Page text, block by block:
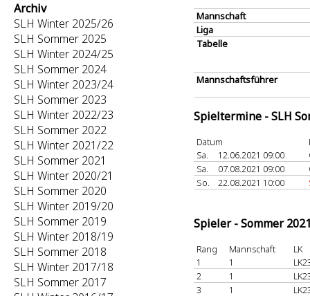
Archiv
SLH Winter 2025/26
SLH Sommer 2025
SLH Winter 2024/25
SLH Sommer 2024
SLH Winter 2023/24
SLH Sommer 2023
SLH Winter 2022/23
SLH Sommer 2022
SLH Winter 2021/22
SLH Sommer 2021
SLH Winter 2020/21
SLH Sommer 2020
SLH Winter 2019/20
SLH Sommer 2019
SLH Winter 2018/19
SLH Sommer 2018
SLH Winter 2017/18
SLH Sommer 2017
Mannschaft
Liga
Tabelle
Mannschaftsführer
Spieltermine - SLH
Datum
Sa.
12.06.2021 09:00
Sa.
07.08.2021 09:00
So.
22.08.2021 10:00
Spieler - Sommer
Rang Mannschaft
LK
1
1
2
1
3
1